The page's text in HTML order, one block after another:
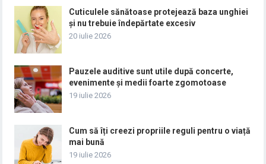
Cuticulele sănătoase protejează baza unghiei
și nu trebuie îndepărtate excesiv
20 iulie 2026
Pauzele auditive sunt utile după concerte,
evenimente și medii foarte zgomotoase
19 iulie 2026
Cum să îți creezi propriile reguli pentru o viață
mai bună
19 iulie 2026